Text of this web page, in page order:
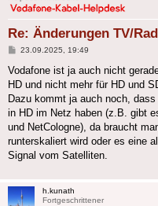
Re: Änderungen TV/
Beitrag
23.09.2025, 19:49
Vodafone ist ja auch nicht
HD und nicht mehr für HD und
Dazu kommt ja auch noch,
in HD im Netz haben (z.B. gibt
und NetCologne), da braucht
runterskaliert wird oder es eine
Signal vom Satelliten.
h.kunath
Fortgeschrittener